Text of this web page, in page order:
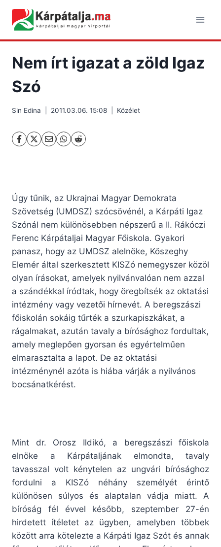
content
Nem írt igazat a zöld Igaz
Szó
Sin Edina 2011.03.06. 15:08 Közélet
Úgy tűnik, az Ukrajnai Magyar Demokrata
Szövetség (UMDSZ) szócsövénél, a Kárpáti Igaz
Szónál nem különösebben népszerű a II. Rákóczi
Ferenc Kárpátaljai Magyar Főiskola. Gyakori
panasz, hogy az UMDSZ alelnöke, Kőszeghy
Elemér által szerkesztett KISZó nemegyszer közöl
olyan írásokat, amelyek nyilvánvalóan nem azzal
a szándékkal íródtak, hogy öregbítsék az oktatási
intézmény vagy vezetői hírnevét. A beregszászi
főiskolán sokáig tűrték a szurkapiszkákat, a
rágalmakat, azután tavaly a bírósághoz fordultak,
amely meglepően gyorsan és egyértelműen
elmarasztalta a lapot. De az oktatási
intézménynél azóta is hiába várják a nyilvános
bocsánatkérést.
Mint dr. Orosz Ildikó, a beregszászi főiskola
elnöke a Kárpátaljának elmondta, tavaly
tavasszal volt kénytelen az ungvári bírósághoz
fordulni a KISZó néhány személyét érintő
különösen súlyos és alaptalan vádja miatt. A
bíróság fél évvel később, szeptember 27-én
hirdetett ítéletet az ügyben, amelyben többek
között arra kötelezte a Kárpáti Igaz Szót és annak